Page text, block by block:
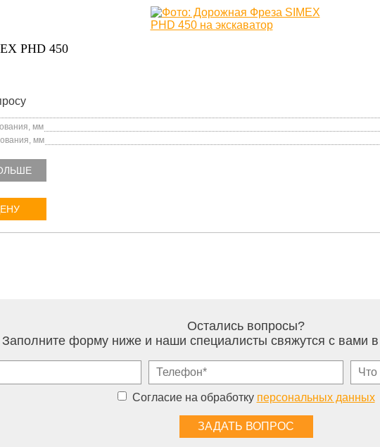
PHD 450
мм
мм
Остались вопросы?
Заполните форму ниже и наши специалисты свяжутся с вами
Согласие на обработку персональных данных